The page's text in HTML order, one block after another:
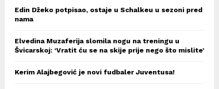
Edin Džeko potpisao, ostaje u Schalkeu u sezoni pred
nama
Elvedina Muzaferija slomila nogu na treningu u
Švicarskoj: ‘Vratit ću se na skije prije nego što mislite’
Kerim Alajbegović je novi fudbaler Juventusa!